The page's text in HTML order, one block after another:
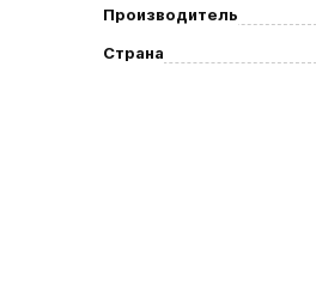
Производитель
Страна